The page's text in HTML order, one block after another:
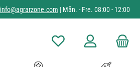
info@agrarzone.com | Mån. - Fre. 08:00 - 12:00
Du har 0 objekt i